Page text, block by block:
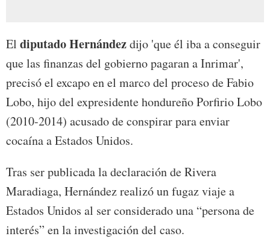
El diputado Hernándezdijo 'que él iba a conseguir
que las finanzas del gobierno pagaran a Inrimar',
precisó el excapo en el marco del proceso de Fabio
Lobo, hijo del expresidente hondureño Porfirio Lobo
(2010-2014) acusado de conspirar para enviar
cocaína a Estados Unidos.
Tras ser publicada la declaración de Rivera
Maradiaga, Hernández realizó un fugaz viaje a
Estados Unidos al ser considerado una “persona de
interés” en la investigación del caso.